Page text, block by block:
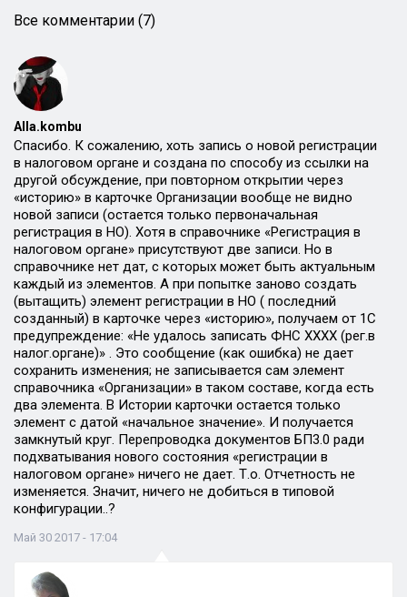
Все комментарии (7)
Alla.kombu
Спасибо. К сожалению, хоть запись о новой регистрации
в налоговом органе и создана по способу из ссылки на
другой обсуждение, при повторном открытии через
«историю» в карточке Организации вообще не видно
новой записи (остается только первоначальная
регистрация в НО). Хотя в справочнике «Регистрация в
налоговом органе» присутствуют две записи. Но в
справочнике нет дат, с которых может быть актуальным
каждый из элементов. А при попытке заново создать
(вытащить) элемент регистрации в НО ( последний
созданный) в карточке через «историю», получаем от 1С
предупреждение: «Не удалось записать ФНС ХХХХ (рег.в
налог.органе)» . Это сообщение (как ошибка) не дает
сохранить изменения; не записывается сам элемент
справочника «Организации» в таком составе, когда есть
два элемента. В Истории карточки остается только
элемент с датой «начальное значение». И получается
замкнутый круг. Перепроводка документов БП3.0 ради
подхватывания нового состояния «регистрации в
налоговом органе» ничего не дает. Т.о. Отчетность не
изменяется. Значит, ничего не добиться в типовой
конфигурации..?
Май 30 2017 - 17:04